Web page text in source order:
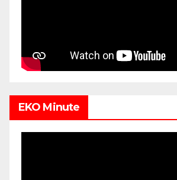
EKO Minute